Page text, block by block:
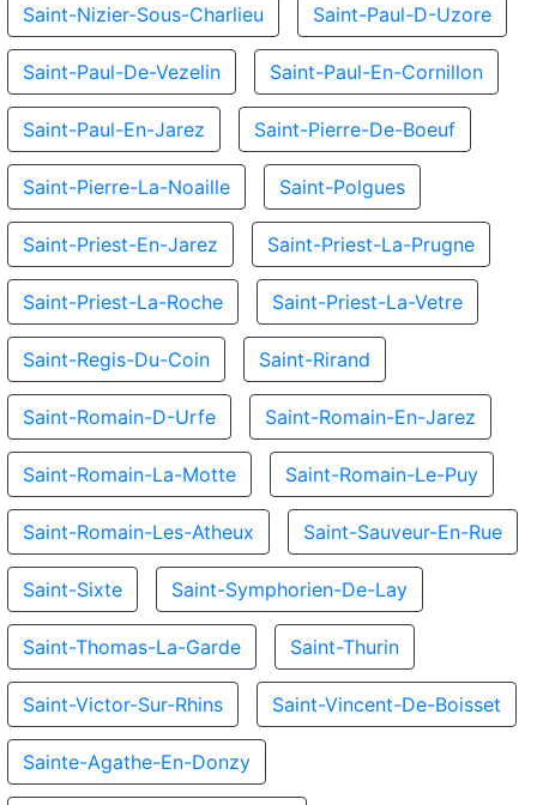
Saint-Nizier-Sous-Charlieu Saint-Paul-D-Uzore
Saint-Paul-De-Vezelin Saint-Paul-En-Cornillon
Saint-Paul-En-Jarez Saint-Pierre-De-Boeuf
Saint-Pierre-La-Noaille Saint-Polgues
Saint-Priest-En-Jarez Saint-Priest-La-Prugne
Saint-Priest-La-Roche Saint-Priest-La-Vetre
Saint-Regis-Du-Coin Saint-Rirand
Saint-Romain-D-Urfe Saint-Romain-En-Jarez
Saint-Romain-La-Motte Saint-Romain-Le-Puy
Saint-Romain-Les-Atheux Saint-Sauveur-En-Rue
Saint-Sixte Saint-Symphorien-De-Lay
Saint-Thomas-La-Garde Saint-Thurin
Saint-Victor-Sur-Rhins Saint-Vincent-De-Boisset
Sainte-Agathe-En-Donzy